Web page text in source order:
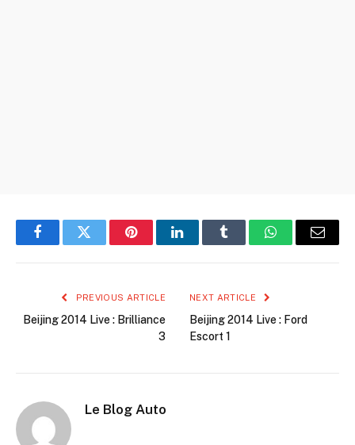
FacebookTwitter PinterestLinkedInTumblr WhatsAppEmail
PREVIOUS ARTICLE
Beijing 2014 Live : Brilliance
3
NEXT ARTICLE
Beijing 2014 Live : Ford
Escort 1
Le Blog Auto